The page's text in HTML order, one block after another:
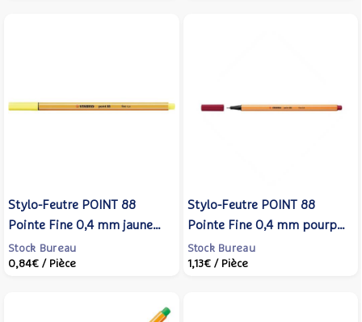
Stylo-Feutre POINT 88
Pointe Fine 0,4 mm jaune
citron - STABILO
Stock Bureau
0,84€ / Pièce
Stylo-Feutre POINT 88
Pointe Fine 0,4 mm pourpre
- STABILO
Stock Bureau
1,13€ / Pièce